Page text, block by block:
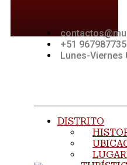
+51 967987735
Lunes-Viernes
DISTRITO